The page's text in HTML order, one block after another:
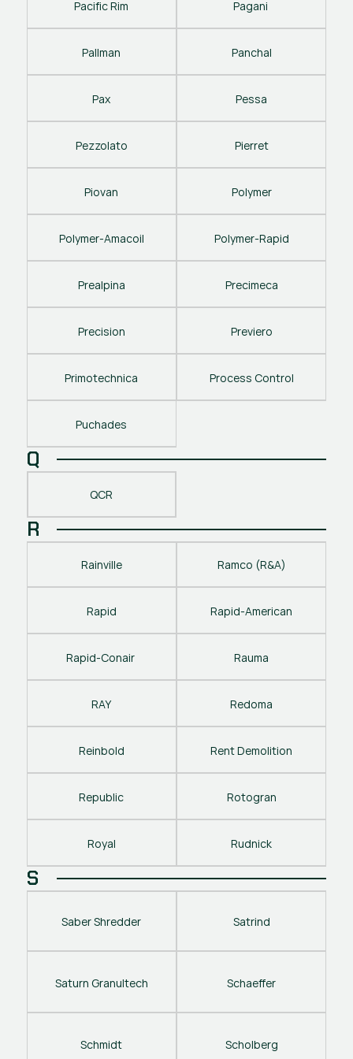
Pacific Rim Pagani
Pallman Panchal
Pax Pessa
Pezzolato Pierret
Piovan Polymer
Polymer-Amacoil Polymer-Rapid
Prealpina Precimeca
Precision Previero
Primotechnica Process Control
Puchades
Q
QCR
R
Rainville Ramco (R&A)
Rapid Rapid-American
Rapid-Conair Rauma
RAY Redoma
Reinbold Rent Demolition
Republic Rotogran
Royal Rudnick
S
Saber Shredder Satrind
Saturn Granultech Schaeffer
Schmidt Scholberg